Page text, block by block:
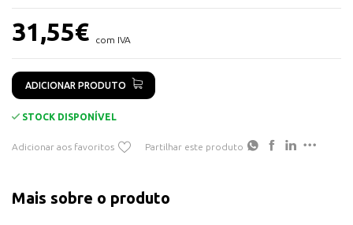
31,55€ com IVA
ADICIONAR PRODUTO
STOCK DISPONÍVEL
Adicionar aos favoritos Partilhar este produto
Mais sobre o produto